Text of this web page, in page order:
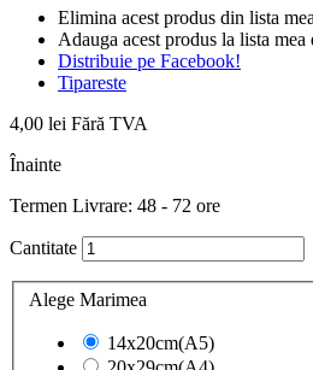
Elimina acest produs din lista
Adauga acest produs la lista mea
Distribuie pe Facebook!
Tipareste
4,00 lei Fără TVA
Înainte
Termen Livrare: 48 - 72 ore
Cantitate
Alege Marimea
14x20cm(A5)